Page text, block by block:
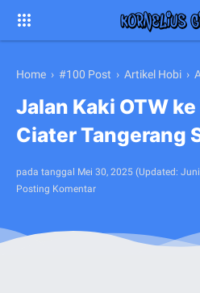
Home › #100 Post › Artikel Hobi ›
Jalan Kaki OTW
Ciater Tangerang
pada tanggal Mei 30, 2025 (Updated:
Posting Komentar